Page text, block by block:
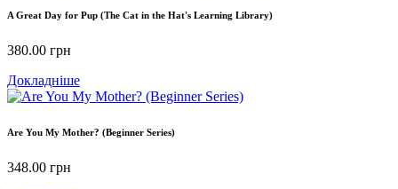
A Great Day for Pup (The Cat in the Hat's Learning Library)
380.00 грн
Докладніше
Are You My Mother? (Beginner Series)
348.00 грн